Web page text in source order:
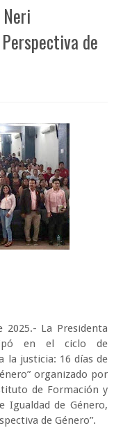
de
2025.- La Presidenta
en el ciclo de
la justicia: 16 días de
organizado por
de Formación y
Igualdad de Género,
de Género”.